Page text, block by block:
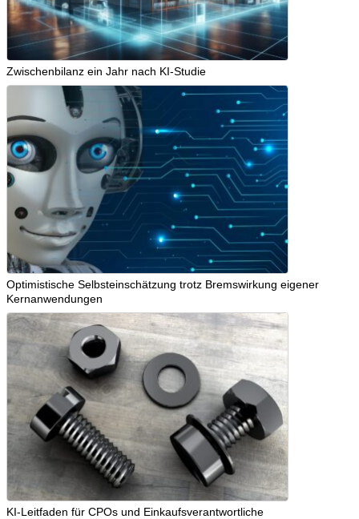
Zwischenbilanz ein Jahr nach KI-Studie
Optimistische Selbsteinschätzung trotz Bremswirkung eigener
Kernanwendungen
KI-Leitfaden für CPOs und Einkaufsverantwortliche